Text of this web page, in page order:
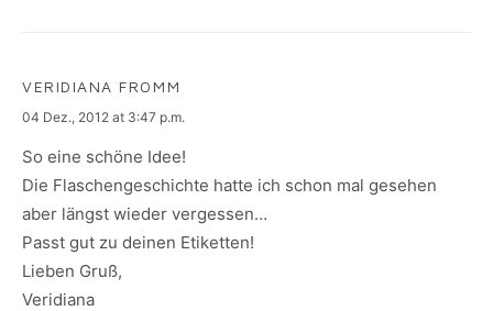
VERIDIANA FROMM
says:
04 Dez., 2012 at 3:47 p.m.
So eine schöne Idee!
Die Flaschengeschichte hatte ich schon mal gesehen
aber längst wieder vergessen…
Passt gut zu deinen Etiketten!
Lieben Gruß,
Veridiana